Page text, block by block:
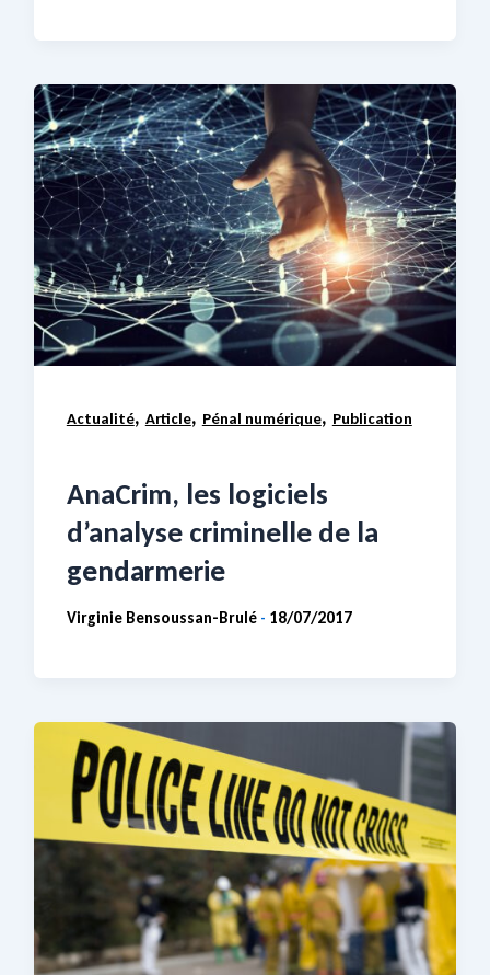
Actualité, Article, Pénal numérique, Publication
AnaCrim, les logiciels
d’analyse criminelle de la
gendarmerie
Virginie Bensoussan-Brulé - 18/07/2017